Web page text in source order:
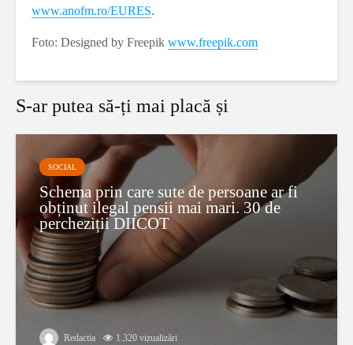
www.anofm.ro/EURES.
Foto: Designed by Freepik www.freepik.com
S-ar putea să-ți mai placă și
SOCIAL
Schema prin care sute de persoane ar fi
obținut ilegal pensii mai mari. 30 de
percheziții DIICOT
Redactia 1.320 vizualizări